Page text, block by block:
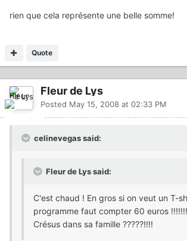
rien que cela représente une belle somme!
Quote
Fleur de Lys
Posted May 15, 2008 at 02:33 PM
celinevegas said:
Fleur de Lys said:
C'est chaud ! En gros si on veut un T-
programme faut compter 60 euros
Crésus dans sa famille ?????!!!!